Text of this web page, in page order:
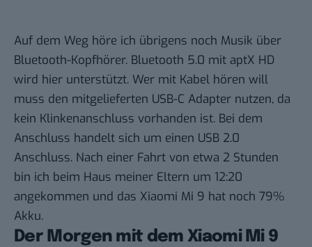
Auf dem Weg höre ich übrigens noch Musik über
Bluetooth-Kopfhörer. Bluetooth 5.0 mit aptX HD
wird hier unterstützt. Wer mit Kabel hören will
muss den mitgelieferten USB-C Adapter nutzen, da
kein Klinkenanschluss vorhanden ist. Bei dem
Anschluss handelt sich um einen USB 2.0
Anschluss. Nach einer Fahrt von etwa 2 Stunden
bin ich beim Haus meiner Eltern um 12:20
angekommen und das Xiaomi Mi 9 hat noch 79%
Akku.
Der Morgen mit dem Xiaomi Mi 9